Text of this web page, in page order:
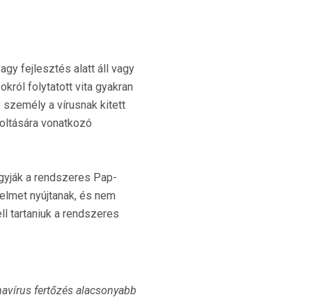
fejlesztés alatt áll vagy
folytatott vita gyakran
személy a vírusnak kitett
vonatkozó
a rendszeres Pap-
nyújtanak, és nem
tartaniuk a rendszeres
fertőzés alacsonyabb